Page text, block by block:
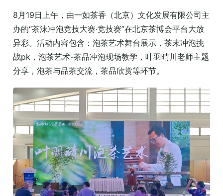
8月19日上午，由一如茶香（北京）文化发展有限公司主
办的“茶沫冲泡竞技大赛·竞技赛”在北京茶博会平台大放
异彩。活动内容包含：泡茶艺术舞台展示，茶末冲泡挑
战pk，泡茶艺术-茶品冲泡现场教学，叶羽晴川老师主题
分享，泡茶与品茶交流，茶品欣赏等环节。